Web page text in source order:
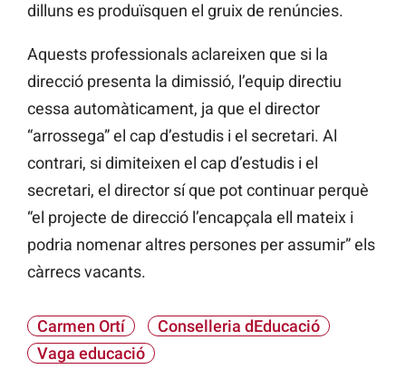
dilluns es produïsquen el gruix de renúncies.
Aquests professionals aclareixen que si la
direcció presenta la dimissió, l’equip directiu
cessa automàticament, ja que el director
“arrossega” el cap d’estudis i el secretari. Al
contrari, si dimiteixen el cap d’estudis i el
secretari, el director sí que pot continuar perquè
“el projecte de direcció l’encapçala ell mateix i
podria nomenar altres persones per assumir” els
càrrecs vacants.
Carmen Ortí
Conselleria dEducació
Vaga educació